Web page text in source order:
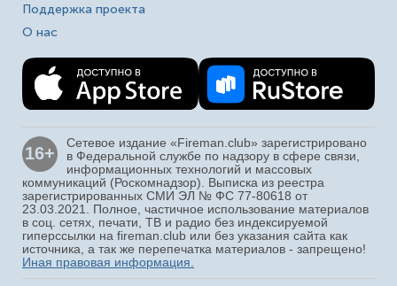
Поддержка проекта
О нас
16+
Сетевое издание «Fireman.club» зарегистрировано
в Федеральной службе по надзору в сфере связи,
информационных технологий и массовых
коммуникаций (Роскомнадзор). Выписка из реестра
зарегистрированных СМИ ЭЛ № ФС 77-80618 от
23.03.2021. Полное, частичное использование материалов
в соц. сетях, печати, ТВ и радио без индексируемой
гиперссылки на fireman.club или без указания сайта как
источника, а так же перепечатка материалов - запрещено!
Иная правовая информация.